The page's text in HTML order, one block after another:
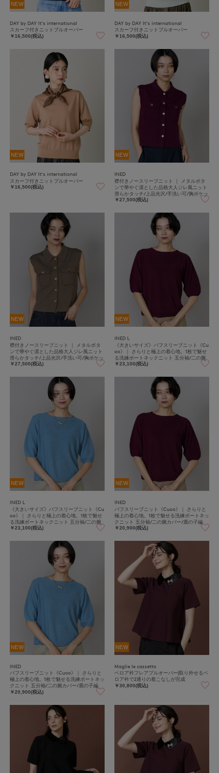
NEW
DAY by DAY It's international
スカーフ付きニットプルオーバー
￥16,500(税込)
NEW
DAY by DAY It's international
スカーフ付きニットプルオーバー
￥16,500(税込)
NEW
DAY by DAY It's international
スカーフ付きニットプルオーバー
￥16,500(税込)
NEW
INED
襟付きノースリーブニット ｜ メタルボタ
ンで華やぐ凛とした品格大人ジレ風ニット
滑らかタッチ/上品光沢/手洗い可/胸ポケッ
ト
￥27,500(税込)
NEW
INED
襟付きノースリーブニット ｜ メタルボタ
ンで華やぐ凛とした品格大人ジレ風ニット
滑らかタッチ/上品光沢/手洗い可/胸ポケッ
ト
￥27,500(税込)
NEW
INED L
《大きいサイズ》パフスリーブニット《Cu
oo》｜ さらりと極上の着心地。1枚で魅せ
る洗練ボートネックニット 五分袖/二の腕
カバー/鹿の子編み/ホールガーメント/快適
￥23,100(税込)
NEW
INED L
《大きいサイズ》パフスリーブニット《Cu
oo》｜ さらりと極上の着心地。1枚で魅せ
る洗練ボートネックニット 五分袖/二の腕
カバー/鹿の子編み/ホールガーメント/快適
￥23,100(税込)
NEW
INED
パフスリーブニット《Cuoo》｜ さらりと
極上の着心地。1枚で魅せる洗練ボートネッ
クニット 五分袖/二の腕カバー/鹿の子編
み/ホールガーメント/快適素材
￥20,900(税込)
NEW
INED
パフスリーブニット《Cuoo》｜ さらりと
極上の着心地。1枚で魅せる洗練ボートネッ
クニット 五分袖/二の腕カバー/鹿の子編
み/ホールガーメント/快適素材
￥20,900(税込)
NEW
Maglie le cassetto
ベロア衿フレアプルオーバー|取り外せるベ
ロア衿で2通りの着こなしが完成
￥30,800(税込)